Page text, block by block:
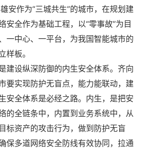
安作为“三城共生”的城市，在规划建
安全作为基础工程，以“零事故”为目
一中心、一平台，为我国智能城市的
样板。
建设纵深防御的内生安全体系。齐向
要实现防护无盲点，能力能联动，建
安全体系是必经之路。内生，是把安
的全链条中，内置到业务系统中，从
标资产的攻击行为，做到防护无盲
保多道网络安全防线有效协同，拉通